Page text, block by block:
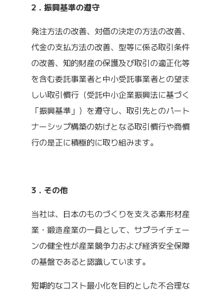
2．振興基準の遵守
発注方法の改善、対価の決定の方法の改善、
代金の支払方法の改善、型等に係る取引条件
の改善、知的財産の保護及び取引の適正化等
を含む委託事業者と中小受託事業者との望ま
しい取引慣行（受託中小企業振興法に基づく
「振興基準」）を遵守し、取引先とのパート
ナーシップ構築の妨げとなる取引慣行や商慣
行の是正に積極的に取り組みます。
3．その他
当社は、日本のものづくりを支える素形材産
業・鍛造産業の一員として、サプライチェー
ンの健全性が産業競争力および経済安全保障
の基盤であると認識しています。
短期的なコスト最小化を目的とした不合理な